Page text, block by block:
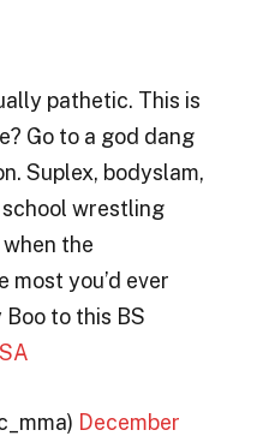
pathetic. This is
Go to a god dang
Suplex, bodyslam,
wrestling
when the
you’d ever
Boo to this BS
December